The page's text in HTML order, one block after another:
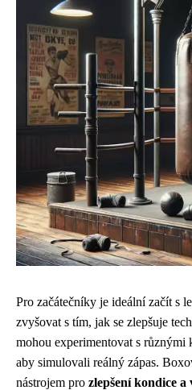
Pro začátečníky je ideální začít s
zvyšovat s tím, jak se zlepšuje
mohou experimentovat s různými
aby simulovali reálný zápas.
nástrojem pro zlepšení kondice